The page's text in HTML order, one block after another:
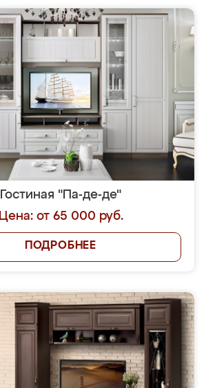
Гостиная "Па-де-де"
Цена: от 65 000 руб.
ПОДРОБНЕЕ